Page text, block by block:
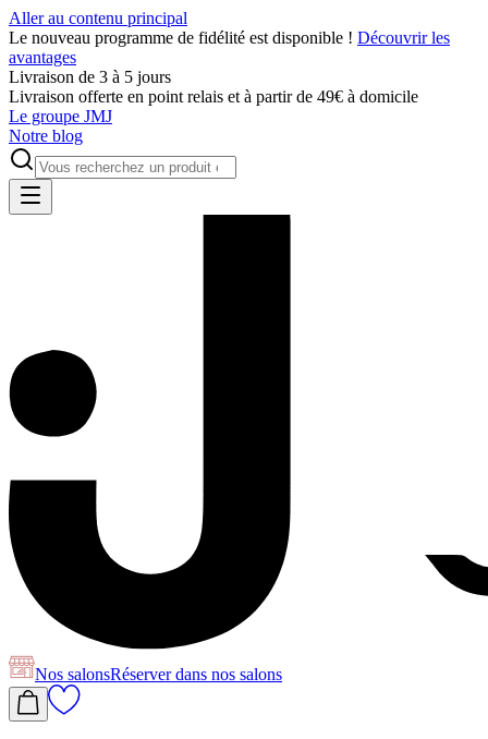
Aller au contenu principal
Le nouveau programme de fidélité est disponible ! Découvrir les
avantages
Livraison de 3 à 5 jours
Livraison offerte en point relais et à partir de 49€ à domicile
Le groupe JMJ
Notre blog
Nos salonsRéserverdans nos salons